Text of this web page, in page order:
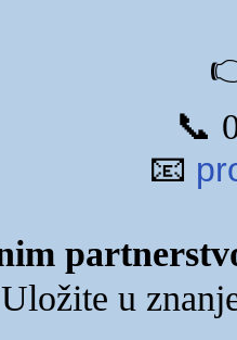
📞
📧
Uložite u